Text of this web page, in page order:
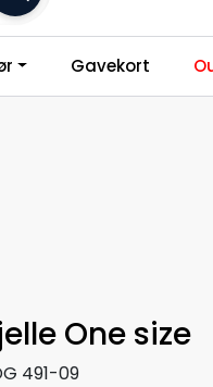
Gavekort
One size
491-09